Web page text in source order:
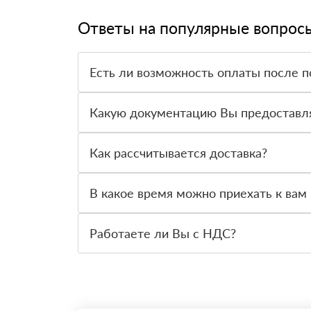
Ответы на популярные
Есть ли возможность оплаты после
вправе от него отказаться.
Какую документацию Вы
Как рассчитывается доставка?
стоимости и сроков доставки, которые
В какое время можно приехать к вам
Работаете ли Вы с НДС?